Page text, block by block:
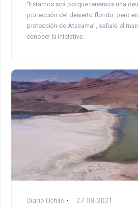
“Estamos acá porque tenemos una
protección del desierto florido, pero
protección de Atacama”, señaló el
conocer la iniciativa.
Diario Uchile 27-08-2021